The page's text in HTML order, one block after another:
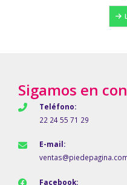
Sigamos en
Teléfono:
22 24 55 71 29
E-mail:
Facebook: